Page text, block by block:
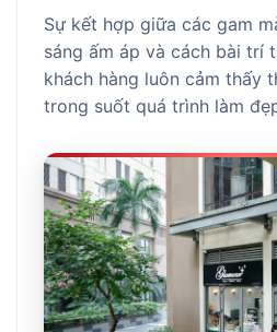
Sự kết hợp giữa các gam
sáng ấm áp và cách bài trí
khách hàng luôn cảm thấy
trong suốt quá trình làm